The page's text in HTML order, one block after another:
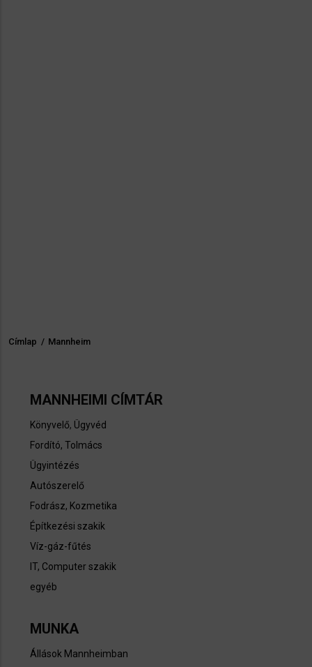
Morzsa
Címlap / Mannheim
MANNHEIMI CÍMTÁR
Könyvelő, Ügyvéd
Fordító, Tolmács
Ügyintézés
Autószerelő
Fodrász, Kozmetika
Építkezési szakik
Víz-gáz-fűtés
IT, Computer szakik
egyéb
MUNKA
Állások Mannheimban​